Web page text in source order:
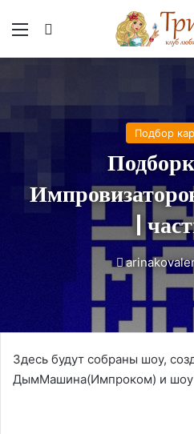
Меню
Подбор
|
Здесь будут собраны шоу,
ДымМашина(Импроком) и шоу